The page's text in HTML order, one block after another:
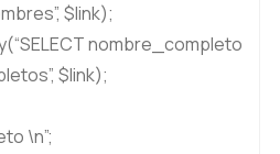
$link);
nombre_completo
$link);
\n”;